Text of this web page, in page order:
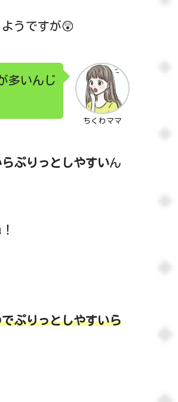
うですが😲
ちくわママ
多いんじ
ぷりっとしやすいん
ぷりっとしやすいら